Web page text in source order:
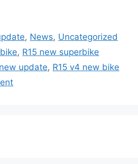
, News, Uncategorized
, R15 new superbike
update, R15 v4 new bike